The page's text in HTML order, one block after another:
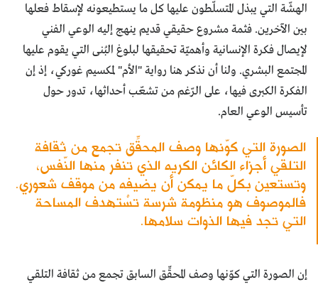
الهشّة التي يبذل المتسلّطون عليها كل ما يستطيعونه لإسقاط فعلها
بين الآخرين. فثمة مشروع حقيقي قديم ينهج إليه الوعي الفني
لإيصال فكرة الإنسانية وأهميّة تحقيقها لبلوغ البُنى التي يقوم عليها
المجتمع البشري. ولنا أن نذكر هنا رواية "الأم" لمكسيم غوركي، إذ إن
الفكرة الكبرى فيها، على الرّغم من تشعّب أحداثها، تدور حول
تأسيس الوعي العام.
الصورة التي كوّنها وصف المحقِّق تجمع من ثقافة
التلقي أجزاء الكائن الكريه الذي تنفر منها النّفس،
وتستعين بكلّ ما يمكن أن يضيفه من موقف شعوري.
فالموصوف هو منظومة شرسة تسْتهدف المساحة
التي تجد فيها الذوات سلامها.
إن الصورة التي كوّنها وصف المحقِّق السابق تجمع من ثقافة التلقي